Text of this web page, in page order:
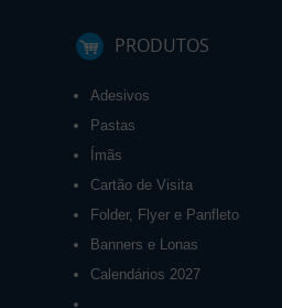
PRODUTOS
Adesivos
Pastas
Ímãs
Cartão de Visita
Folder, Flyer e Panfleto
Banners e Lonas
Calendários 2027